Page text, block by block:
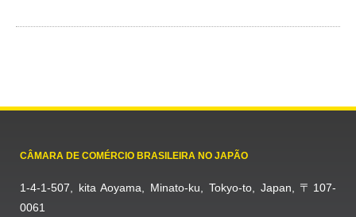
CÂMARA DE COMÉRCIO BRASILEIRA NO JAPÃO
1-4-1-507, kita Aoyama, Minato-ku, Tokyo-to, Japan, 〒107-
0061